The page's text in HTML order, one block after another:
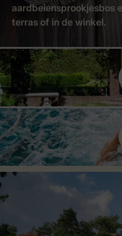
aardbeiensprookjesbos
terras of in de winkel.